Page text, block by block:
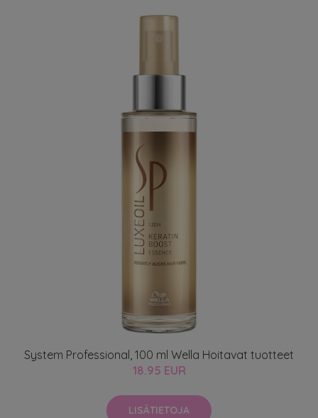
System Professional, 100 ml Wella Hoitavat tuotteet
18.95 EUR
LISÄTIETOJA